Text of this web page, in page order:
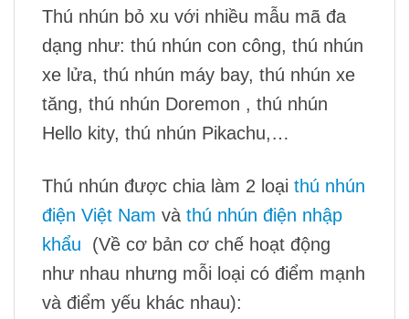
Thú nhún bỏ xu với nhiều mẫu mã đa
dạng như: thú nhún con công, thú nhún
xe lửa, thú nhún máy bay, thú nhún xe
tăng, thú nhún Doremon , thú nhún
Hello kity, thú nhún Pikachu,…
Thú nhún được chia làm 2 loại thú nhún
điện Việt Nam và thú nhún điện nhập
khẩu (Về cơ bản cơ chế hoạt động
như nhau nhưng mỗi loại có điểm mạnh
và điểm yếu khác nhau):